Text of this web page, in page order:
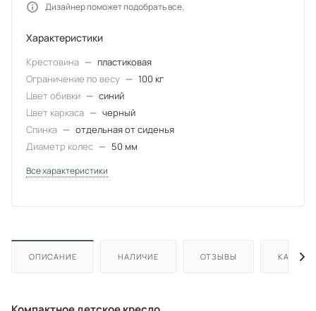
Дизайнер поможет подобрать все.
Характеристики
Крестовина — пластиковая
Ограничение по весу — 100 кг
Цвет обивки — синий
Цвет каркаса — черный
Спинка — отдельная от сиденья
Диаметр колес — 50 мм
Все характеристики
ОПИСАНИЕ НАЛИЧИЕ ОТЗЫВЫ КАК